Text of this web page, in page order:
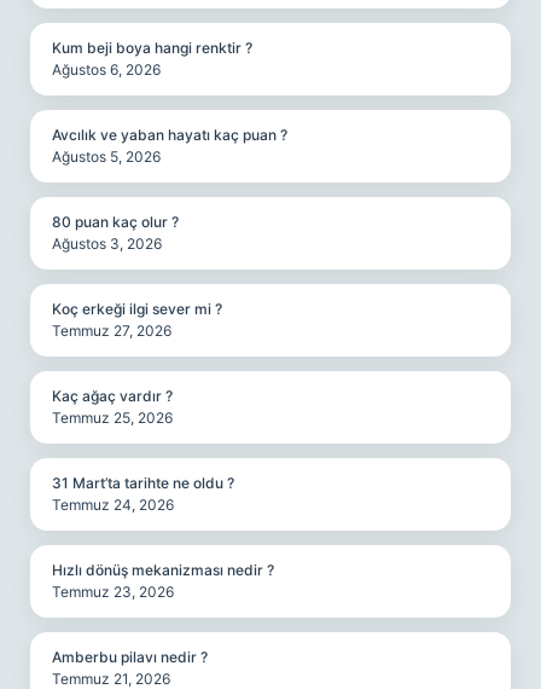
Kum beji boya hangi renktir ?
Ağustos 6, 2026
Avcılık ve yaban hayatı kaç puan ?
Ağustos 5, 2026
80 puan kaç olur ?
Ağustos 3, 2026
Koç erkeği ilgi sever mi ?
Temmuz 27, 2026
Kaç ağaç vardır ?
Temmuz 25, 2026
31 Mart’ta tarihte ne oldu ?
Temmuz 24, 2026
Hızlı dönüş mekanizması nedir ?
Temmuz 23, 2026
Amberbu pilavı nedir ?
Temmuz 21, 2026